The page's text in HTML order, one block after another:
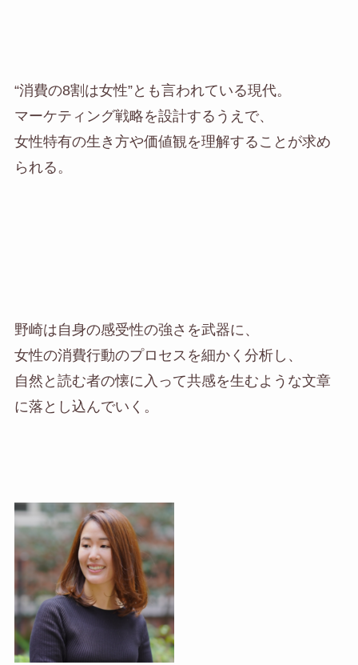
“消費の8割は女性”とも言われている現代。
マーケティング戦略を設計するうえで、
女性特有の生き方や価値観を理解することが求め
られる。
野崎は自身の感受性の強さを武器に、
女性の消費行動のプロセスを細かく分析し、
自然と読む者の懐に入って共感を生むような文章
に落とし込んでいく。